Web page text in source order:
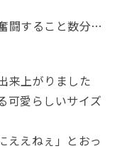
闘すること数分…
来上がりました
可愛らしいサイズ
ええねぇ」とおっ